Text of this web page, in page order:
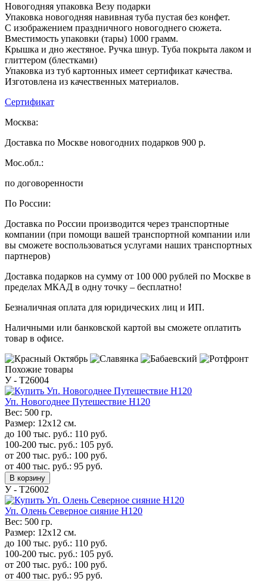
Новогодняя упаковка Везу подарки
Упаковка новогодняя навивная туба пустая без конфет.
С изображением праздничного новогоднего сюжета.
Вместимость упаковки (тары) 1000 грамм.
Крышка и дно жестяное. Ручка шнур. Туба покрыта лаком и
глиттером (блестками)
Упаковка из туб картонных имеет сертификат качества.
Изготовлена из качественных материалов.
Сертификат
Москва:
Доставка по Москве новогодних подарков 900 р.
Мос.обл.:
по договоренности
По России:
Доставка по России производится через транспортные
компании (при помощи вашей транспортной компании или
вы сможете воспользоваться услугами наших транспортных
партнеров)
Доставка подарков на сумму от 100 000 рублей по Москве в
пределах МКАД в одну точку – бесплатно!
Безналичная оплата для юридических лиц и ИП.
Наличными или банковской картой вы сможете оплатить
товар в офисе.
Похожие товары
У - Т26004
Уп. Новогоднее Путешествие H120
Вес: 500 гр.
Размер: 12х12 см.
до 100 тыс. руб.: 110 руб.
100-200 тыс. руб.: 105 руб.
от 200 тыс. руб.: 100 руб.
от 400 тыс. руб.: 95 руб.
В корзину
У - Т26002
Уп. Олень Северное сияние H120
Вес: 500 гр.
Размер: 12х12 см.
до 100 тыс. руб.: 110 руб.
100-200 тыс. руб.: 105 руб.
от 200 тыс. руб.: 100 руб.
от 400 тыс. руб.: 95 руб.